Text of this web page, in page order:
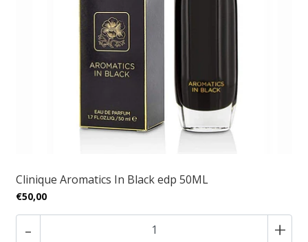
Clinique Aromatics In Black edp 50ML
€50,00
- +